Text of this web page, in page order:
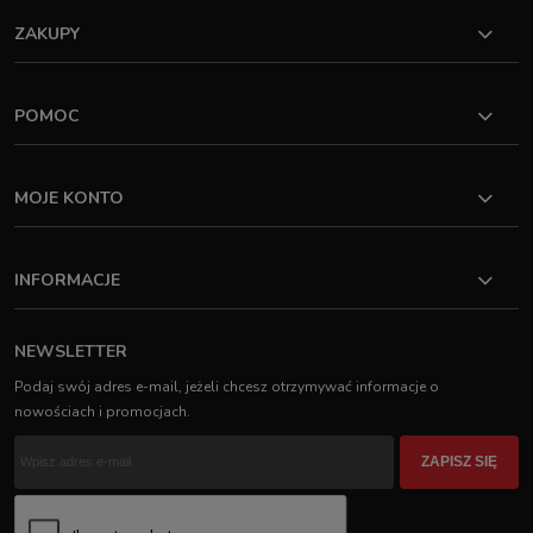
ZAKUPY
POMOC
MOJE KONTO
INFORMACJE
NEWSLETTER
Podaj swój adres e-mail, jeżeli chcesz otrzymywać informacje o
nowościach i promocjach.
ZAPISZ SIĘ